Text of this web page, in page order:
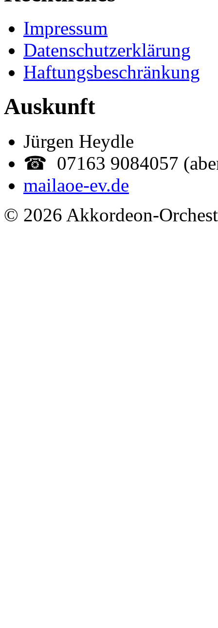
Impressum
Datenschutzerklärung
Haftungsbeschränkung
Auskunft
Jürgen Heydle
☎ 07163 9084057
mailaoe-ev.de
© 2026 Akkordeon-